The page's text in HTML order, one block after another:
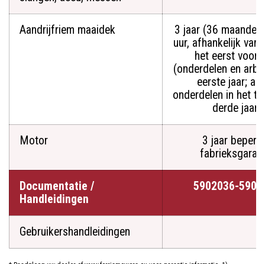
Aandrijfriem maaidek
3 jaar (36
uur, afhankelijk van
het eerst
(onderdelen en
eerste jaar;
onderdelen in het
derde jaar)
Motor
3 jaar
Documentatie /
Handleidingen
5902036-
Gebruikershandleidingen